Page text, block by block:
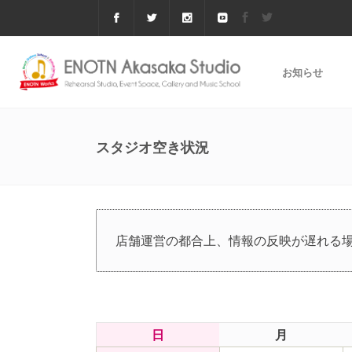
お知らせ
スタジオ空き状況
店舗運営の都合上、情報の反映が遅れる
日
月